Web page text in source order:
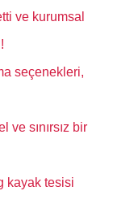
ve kurumsal
seçenekleri,
ve sınırsız bir
kayak tesisi